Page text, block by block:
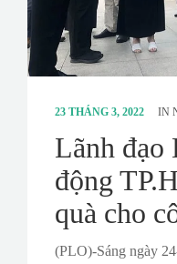
23 THÁNG 3, 2022 IN
Lãnh đạo
động
quà cho
(PLO)-Sáng ngày